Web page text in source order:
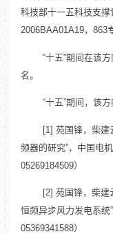
科技部十一五科技支撑
2006BAA01A19，863
“十五”期间在该
名。
“十五”期间，该
[1] 苑国锋，柴建
频器的研究”，中国电
05269184509）
[2] 苑国锋，柴建
恒频异步风力发电系统
05369341588）